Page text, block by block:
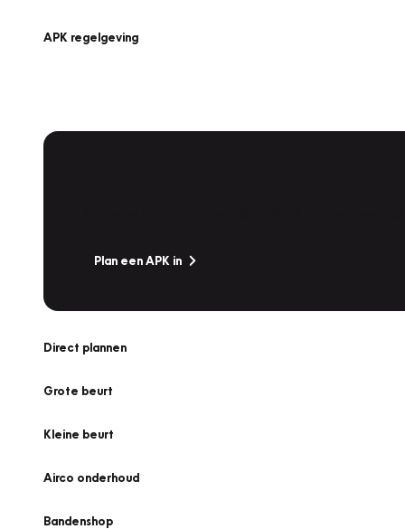
APK regelgeving
Plan een APK in
Direct plannen
Grote beurt
Kleine beurt
Airco onderhoud
Bandenshop